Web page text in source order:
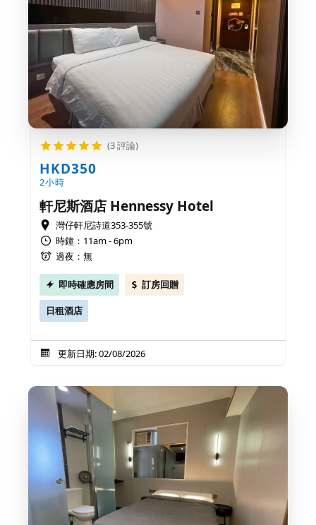
(3 評論)
HKD350
2小時
軒尼斯酒店 Hennessy Hotel
灣仔軒尼詩道353-355號
時鐘：11am - 6pm
過夜：無
即時確應房間 訂房回贈
日租酒店
更新日期: 02/08/2026